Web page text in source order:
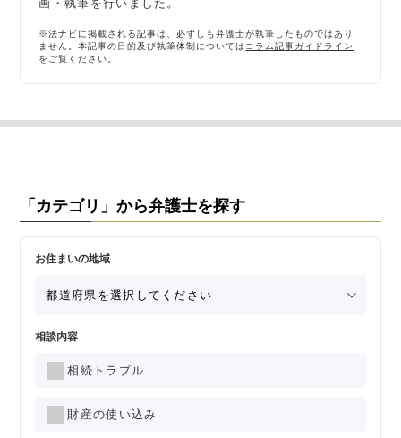
画・執筆を行いました。
※法ナビに掲載される記事は、必ずしも弁護士が執筆したものではあり
ません。本記事の目的及び執筆体制については コラム記事ガイドライン
をご覧ください。
「カテゴリ」から弁護士を探す
お住まいの地域
相談内容
相続トラブル
財産の使い込み